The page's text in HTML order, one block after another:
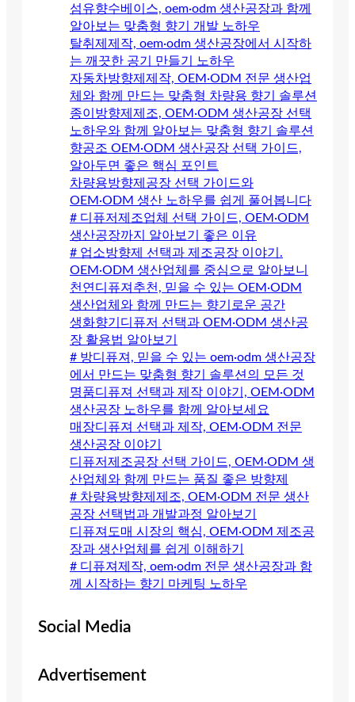
섬유향수베이스, oem·odm 생산공장과 함께
알아보는 맞춤형 향기 개발 노하우
탈취제제작, oem·odm 생산공장에서 시작하
는 깨끗한 공기 만들기 노하우
자동차방향제제작, OEM·ODM 전문 생산업
체와 함께 만드는 맞춤형 차량용 향기 솔루션
종이방향제제조, OEM·ODM 생산공장 선택
노하우와 함께 알아보는 맞춤형 향기 솔루션
향공조 OEM·ODM 생산공장 선택 가이드,
알아두면 좋은 핵심 포인트
차량용방향제공장 선택 가이드와
OEM·ODM 생산 노하우를 쉽게 풀어봅니다
# 디퓨저제조업체 선택 가이드, OEM·ODM
생산공장까지 알아보기 좋은 이유
# 업소방향제 선택과 제조공장 이야기.
OEM·ODM 생산업체를 중심으로 알아보니
천연디퓨져추천, 믿을 수 있는 OEM·ODM
생산업체와 함께 만드는 향기로운 공간
생화향기디퓨저 선택과 OEM·ODM 생산공
장 활용법 알아보기
# 방디퓨져, 믿을 수 있는 oem·odm 생산공장
에서 만드는 맞춤형 향기 솔루션의 모든 것
명품디퓨져 선택과 제작 이야기, OEM·ODM
생산공장 노하우를 함께 알아보세요
매장디퓨져 선택과 제작, OEM·ODM 전문
생산공장 이야기
디퓨저제조공장 선택 가이드, OEM·ODM 생
산업체와 함께 만드는 품질 좋은 방향제
# 차량용방향제제조, OEM·ODM 전문 생산
공장 선택법과 개발과정 알아보기
디퓨져도매 시장의 핵심, OEM·ODM 제조공
장과 생산업체를 쉽게 이해하기
# 디퓨져제작, oem·odm 전문 생산공장과 함
께 시작하는 향기 마케팅 노하우
Social Media
Advertisement